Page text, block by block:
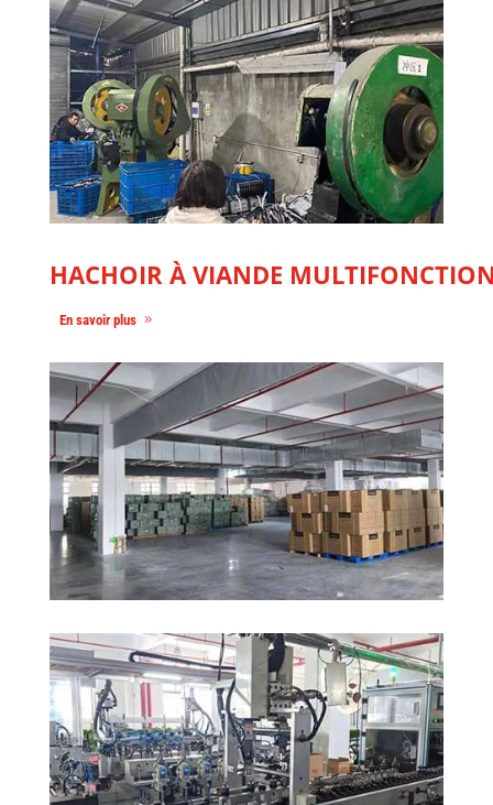
HACHOIR À VIANDE
En savoir plus